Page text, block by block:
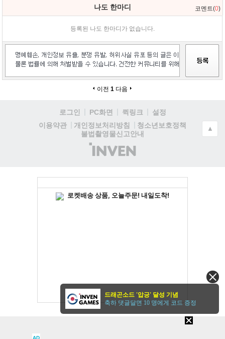
나도 한마디 코멘트(0)
등록된 나도 한마디가 없습니다.
이전 1 다음
로그인 PC화면 퀵링크
설정
이용약관
개인정보처리방침
청소년보호정책
불법촬영물신고안내
(주)
인
▲
AD
드래곤소드 '압긍' 달성 기념
축하 댓글달면 10 명에게 코드 증정